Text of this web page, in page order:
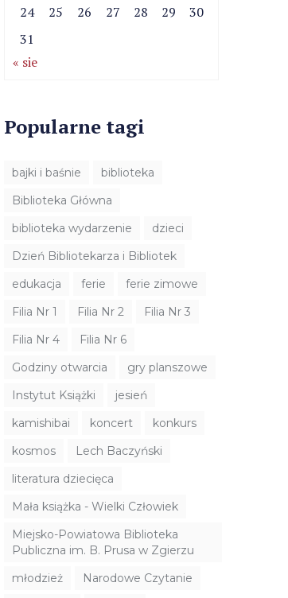
24
25 26 27 28 29
30
31
« sie
Popularne tagi
bajki i baśnie
biblioteka
Biblioteka Główna
biblioteka wydarzenie
dzieci
Dzień Bibliotekarza i Bibliotek
edukacja
ferie
ferie zimowe
Filia Nr 1
Filia Nr 2
Filia Nr 3
Filia Nr 4
Filia Nr 6
Godziny otwarcia
gry planszowe
Instytut Książki
jesień
kamishibai
koncert
konkurs
kosmos
Lech Baczyński
literatura dziecięca
Mała książka - Wielki Człowiek
Miejsko-Powiatowa Biblioteka
Publiczna im. B. Prusa w Zgierzu
młodzież
Narodowe Czytanie